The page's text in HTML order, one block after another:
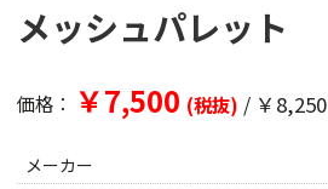
メッシュパレット
価格： ￥7,500 (税抜) / ￥8,250
メーカー